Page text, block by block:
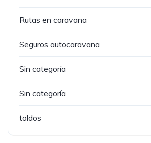
Rutas en caravana
Seguros autocaravana
Sin categoría
Sin categoría
toldos